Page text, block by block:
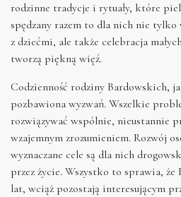
rodzinne tradycje i rytuały, które
spędzany razem to dla nich nie tylko
z dziećmi, ale także celebracja
tworzą piękną więź.
Codzienność rodziny Bardowskich,
pozbawiona wyzwań. Wszelkie
rozwiązywać wspólnie, nieustannie
wzajemnym zrozumieniem. Rozwój
wyznaczane cele są dla nich
przez życie. Wszystko to sprawia, że
lat, wciąż pozostają interesującym